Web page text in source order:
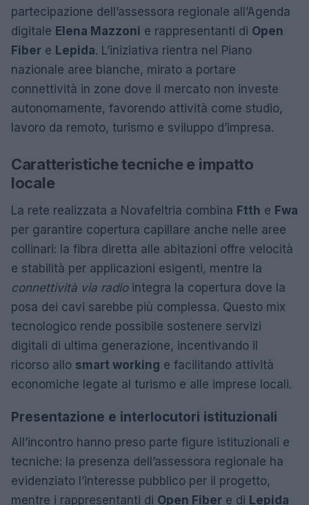
partecipazione dell’assessora regionale all’Agenda
digitale Elena Mazzoni e rappresentanti di Open
Fiber e Lepida. L’iniziativa rientra nel Piano
nazionale aree bianche, mirato a portare
connettività in zone dove il mercato non investe
autonomamente, favorendo attività come studio,
lavoro da remoto, turismo e sviluppo d’impresa.
Caratteristiche tecniche e impatto
locale
La rete realizzata a Novafeltria combina Ftth e Fwa
per garantire copertura capillare anche nelle aree
collinari: la fibra diretta alle abitazioni offre velocità
e stabilità per applicazioni esigenti, mentre la
connettività via radiointegra la copertura dove la
posa dei cavi sarebbe più complessa. Questo mix
tecnologico rende possibile sostenere servizi
digitali di ultima generazione, incentivando il
ricorso allo smart working e facilitando attività
economiche legate al turismo e alle imprese locali.
Presentazione e interlocutori istituzionali
All’incontro hanno preso parte figure istituzionali e
tecniche: la presenza dell’assessora regionale ha
evidenziato l’interesse pubblico per il progetto,
mentre i rappresentanti di Open Fiber e di Lepida